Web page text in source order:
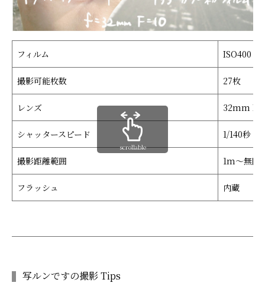
フィルム ISO400
撮影可能枚数 27枚
レンズ 32mm
シャッタースピード 1/140秒
撮影距離範囲 1m～無限
フラッシュ 内蔵
scrollable
写ルンですの撮影 Tips